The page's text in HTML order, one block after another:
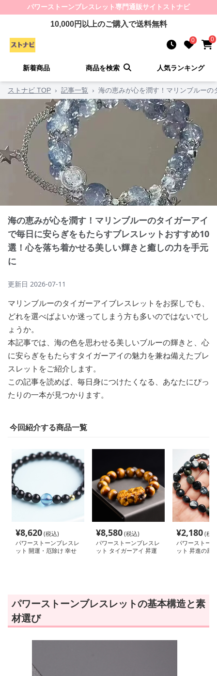
パワーストーンブレスレット専門通販サイト ストナビ
10,000円以上のご購入で送料無料
0 0
新着商品 商品を検索 人気ランキング
ストナビ TOP › 記事一覧 › 海の恵みが心を潤す！マリンブルー
海の恵みが心を潤す！マリンブルーのタイガーアイ
で毎日に安らぎをもたらすブレスレットおすすめ10
選！心を落ち着かせる美しい輝きと癒しの力を手元
に
更新日 2026-07-11
マリンブルーのタイガーアイブレスレットをお探しでも、
どれを選べばよいか迷ってしまう方も多いのではないでし
ょうか。
本記事では、海の色を思わせる美しいブルーの輝きと、心
に安らぎをもたらすタイガーアイの魅力を兼ね備えたブレ
スレットをご紹介します。
この記事を読めば、毎日身につけたくなる、あなたにぴっ
たりの一本が見つかります。
今回紹介する商品一覧
¥8,620(税込)
パワーストーンブレスレ
ット 開運・厄除け 幸せ
¥8,580(税込)
パワーストーンブレスレ
ット タイガーアイ 昇運
¥2,180(税
パワーストー
ット 昇進の風
パワーストーンブレスレットの基本構造と素
材選び